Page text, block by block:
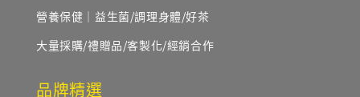
營養保健｜益生菌/調理身體/好茶
大量採購/禮贈品/客製化/經銷合作
品牌精選